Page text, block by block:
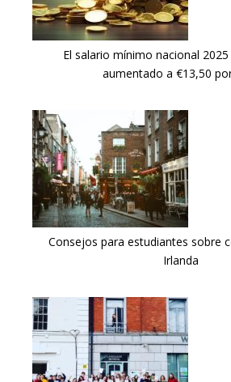
El salario mínimo nacional
aumentado a €13,50
Consejos para estudiantes sobre
Irlanda